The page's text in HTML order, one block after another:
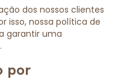
dos nossos clientes
isso, nossa política de
garantir uma
por